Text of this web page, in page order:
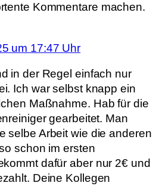
Kommentare machen.
um 17:47 Uhr
in der Regel einfach nur
Ich war selbst knapp ein
Maßnahme. Hab für die
gearbeitet. Man
selbe Arbeit wie die anderen
schon im ersten
dafür aber nur 2€ und
Deine Kollegen